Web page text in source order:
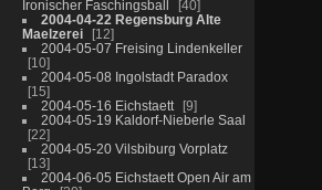
Ironischer Faschingsball
40
2004-04-22 Regensburg Alte
Maelzerei
12
2004-05-07 Freising Lindenkeller
10
2004-05-08 Ingolstadt Paradox
15
2004-05-16 Eichstaett
9
2004-05-19 Kaldorf-Nieberle Saal
22
2004-05-20 Vilsbiburg Vorplatz
13
2004-06-05 Eichstaett Open Air am